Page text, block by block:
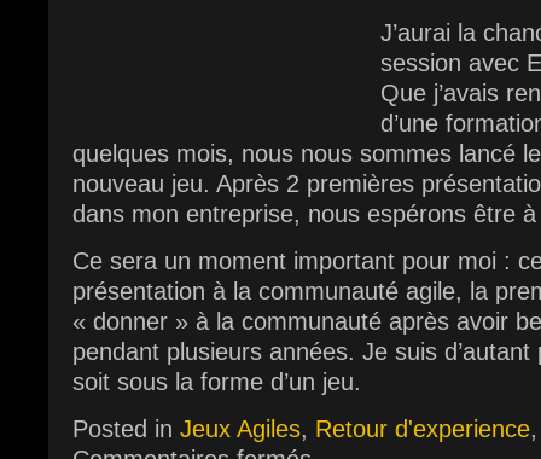
J’aurai la
session avec
Que j’avais
d’une
quelques mois, nous nous sommes lancé
nouveau jeu. Après 2 premières
dans mon entreprise, nous espérons être
Ce sera un moment important pour moi :
présentation à la communauté agile, la
« donner » à la communauté après avoir
pendant plusieurs années. Je suis
soit sous la forme d’un jeu.
Posted in Jeux Agiles, Retour d'experience